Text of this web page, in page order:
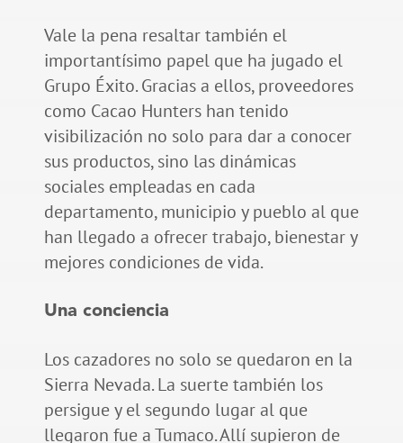
Vale la pena resaltar también el
importantísimo papel que ha jugado el
Grupo Éxito. Gracias a ellos, proveedores
como Cacao Hunters han tenido
visibilización no solo para dar a conocer
sus productos, sino las dinámicas
sociales empleadas en cada
departamento, municipio y pueblo al que
han llegado a ofrecer trabajo, bienestar y
mejores condiciones de vida.
Una conciencia
Los cazadores no solo se quedaron en la
Sierra Nevada. La suerte también los
persigue y el segundo lugar al que
llegaron fue a Tumaco. Allí supieron de